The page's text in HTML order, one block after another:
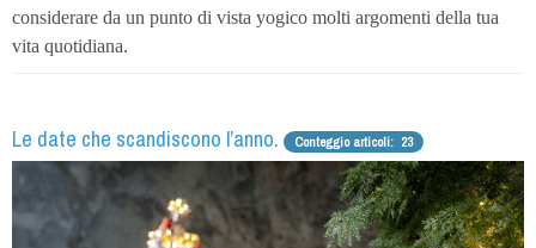
considerare da un punto di vista yogico molti argomenti della tua
vita quotidiana.
Le date che scandiscono l’anno. Conteggio articoli: 23